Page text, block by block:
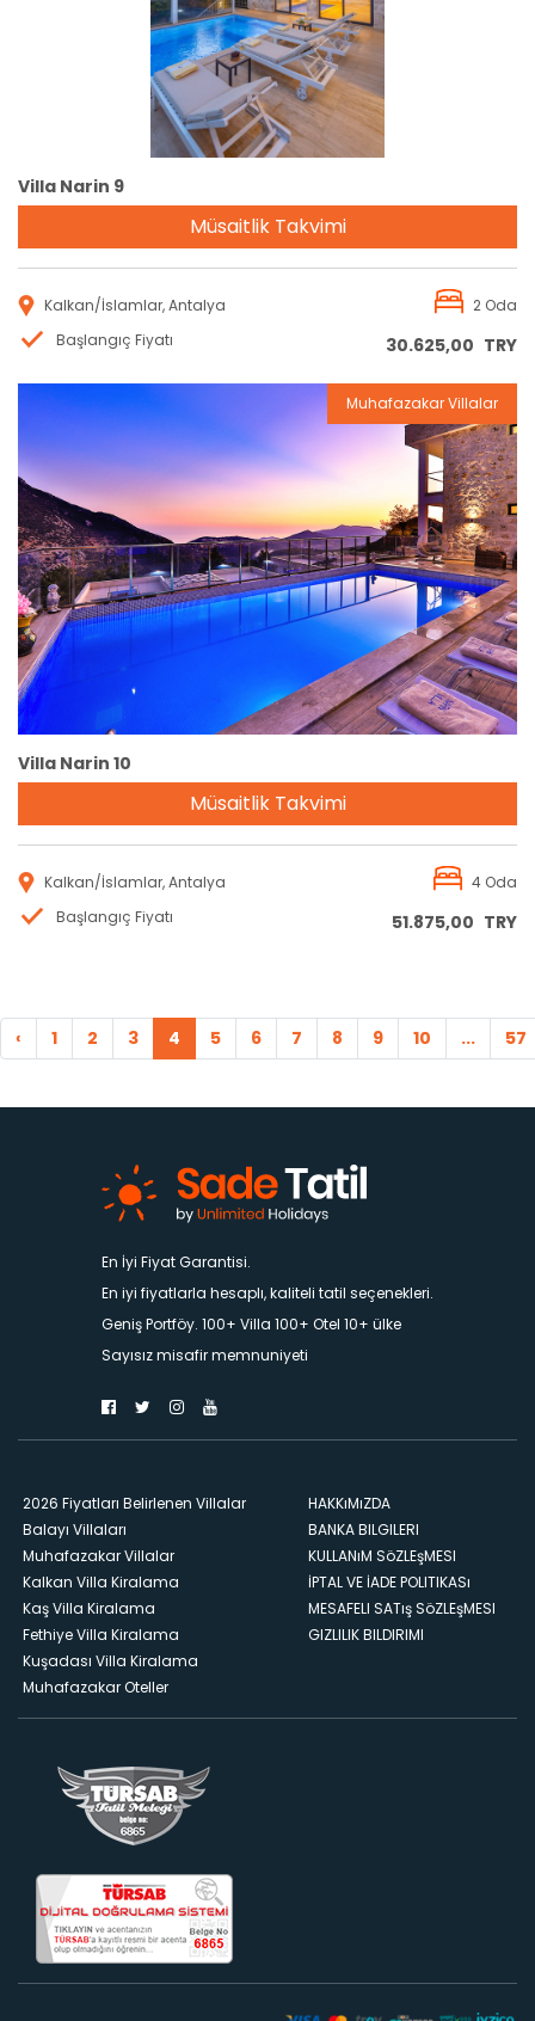
Villa Narin 9
Müsaitlik Takvimi
Kalkan/İslamlar, Antalya
2 Oda
Başlangıç Fiyatı
30.625,00 TRY
Rezervasyon
Muhafazakar Villalar
Villa Narin 10
Müsaitlik Takvimi
Kalkan/İslamlar, Antalya
4 Oda
Başlangıç Fiyatı
51.875,00 TRY
‹ 1 2 3 4 5 6 7 8 9 10 ... 57
En İyi Fiyat Garantisi.
En iyi fiyatlarla hesaplı, kaliteli tatil seçenekleri.
Geniş Portföy. 100+ Villa 100+ Otel 10+ ülke
Sayısız misafir memnuniyeti
2026 Fiyatları Belirlenen Villalar
Balayı Villaları
Muhafazakar Villalar
Kalkan Villa Kiralama
Kaş Villa Kiralama
Fethiye Villa Kiralama
Kuşadası Villa Kiralama
Muhafazakar Oteller
HAKKıMıZDA
BANKA BILGILERI
KULLANıM SöZLEşMESI
İPTAL VE İADE POLITIKASı
MESAFELI SATış SöZLEşMESI
GIZLILIK BILDIRIMI